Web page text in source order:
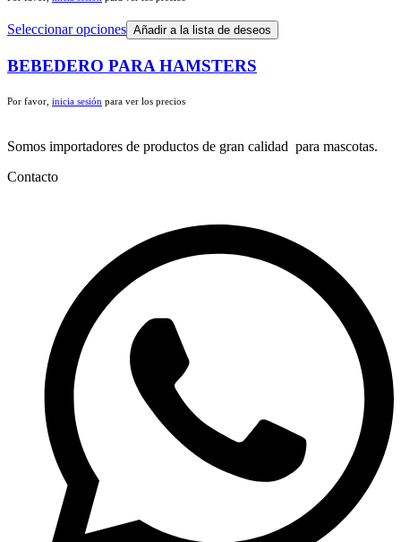
Seleccionar opciones Añadir a la lista de deseos
BEBEDERO PARA HAMSTERS
Por favor, inicia sesión para ver los precios
Somos importadores de productos de gran calidad para mascotas.
Contacto